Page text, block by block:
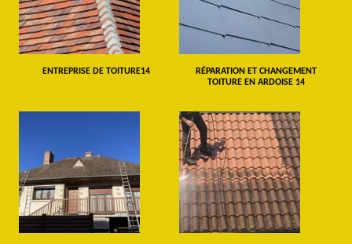
ENTREPRISE DE TOITURE14
RÉPARATION ET CHANGEMENT
TOITURE EN ARDOISE 14